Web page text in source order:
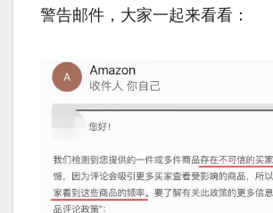
警告邮件，大家一起来看看：